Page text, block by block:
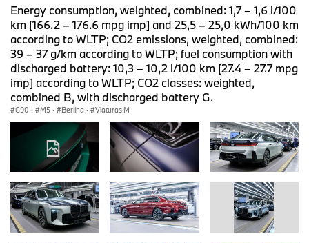
Energy consumption, weighted, combined: 1,7 – 1,6 l/100
km [166.2 – 176.6 mpg imp] and 25,5 – 25,0 kWh/100 km
according to WLTP; CO2 emissions, weighted, combined:
39 – 37 g/km according to WLTP; fuel consumption with
discharged battery: 10,3 – 10,2 l/100 km [27.4 – 27.7 mpg
imp] according to WLTP; CO2 classes: weighted,
combined B, with discharged battery G.
G90 · M5 · Berlina · Viaturas M